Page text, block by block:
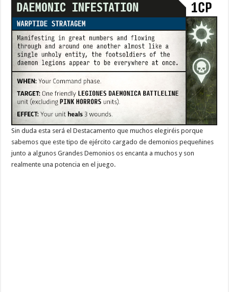
Sin duda esta será el Destacamento que muchos elegiréis porque
sabemos que este tipo de ejército cargado de demonios pequeñines
junto a algunos Grandes Demonios os encanta a muchos y son
realmente una potencia en el juego.